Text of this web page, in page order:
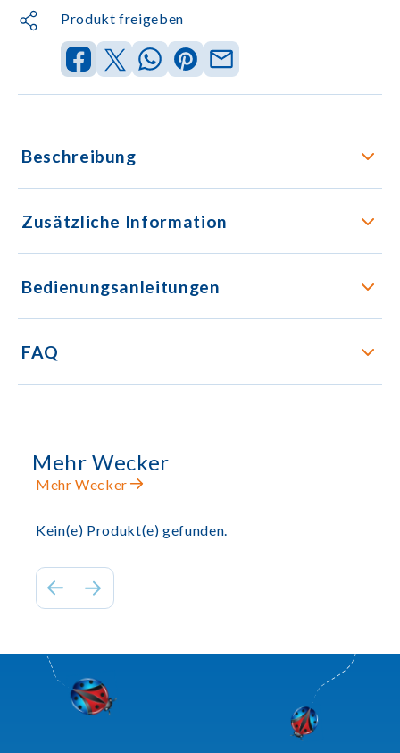
Produkt freigeben
Beschreibung
Zusätzliche Information
Bedienungsanleitungen
FAQ
Mehr Wecker
Mehr Wecker
Kein(e) Produkt(e) gefunden.